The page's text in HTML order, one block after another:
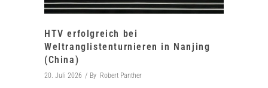
HTV erfolgreich bei
Weltranglistenturnieren in Nanjing
(China)
20. Juli 2026 By Robert Panther